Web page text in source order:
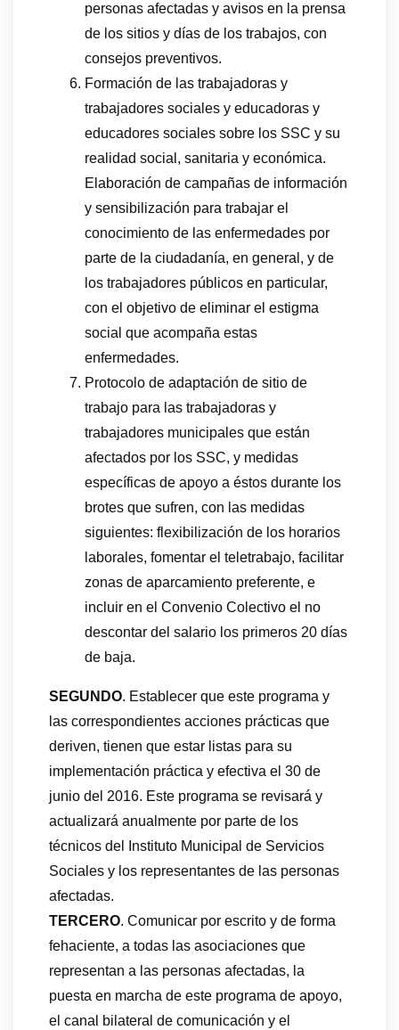
personas afectadas y avisos en la prensa
de los sitios y días de los trabajos, con
consejos preventivos.
Formación de las trabajadoras y
trabajadores sociales y educadoras y
educadores sociales sobre los SSC y su
realidad social, sanitaria y económica.
Elaboración de campañas de información
y sensibilización para trabajar el
conocimiento de las enfermedades por
parte de la ciudadanía, en general, y de
los trabajadores públicos en particular,
con el objetivo de eliminar el estigma
social que acompaña estas
enfermedades.
Protocolo de adaptación de sitio de
trabajo para las trabajadoras y
trabajadores municipales que están
afectados por los SSC, y medidas
específicas de apoyo a éstos durante los
brotes que sufren, con las medidas
siguientes: flexibilización de los horarios
laborales, fomentar el teletrabajo, facilitar
zonas de aparcamiento preferente, e
incluir en el Convenio Colectivo el no
descontar del salario los primeros 20 días
de baja.
SEGUNDO. Establecer que este programa y
las correspondientes acciones prácticas que
deriven, tienen que estar listas para su
implementación práctica y efectiva el 30 de
junio del 2016. Este programa se revisará y
actualizará anualmente por parte de los
técnicos del Instituto Municipal de Servicios
Sociales y los representantes de las personas
afectadas.
TERCERO. Comunicar por escrito y de forma
fehaciente, a todas las asociaciones que
representan a las personas afectadas, la
puesta en marcha de este programa de apoyo,
el canal bilateral de comunicación y el